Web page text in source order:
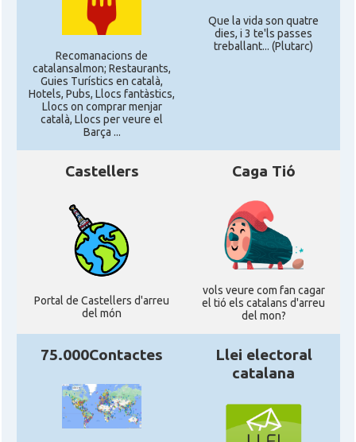
Recomanacions de
catalansalmon; Restaurants,
Guies Turístics en català,
Hotels, Pubs, Llocs fantàstics,
Llocs on comprar menjar
català, Llocs per veure el
Barça ...
Que la vida son quatre
dies, i 3 te'ls passes
treballant... (Plutarc)
Castellers
Portal de Castellers d'arreu
del món
Caga Tió
vols veure com fan cagar
el tió els catalans d'arreu
del mon?
75.000Contactes
Llei electoral
catalana